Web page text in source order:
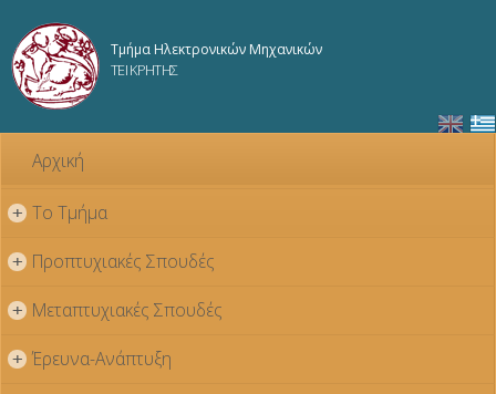
κυρίως
Τμήμα Ηλεκτρονικών Μηχανικών
ΤΕΙ ΚΡΗΤΗΣ
Αρχική
+ Το Τμήμα
+ Προπτυχιακές Σπουδές
+ Μεταπτυχιακές Σπουδές
+ Έρευνα-Ανάπτυξη